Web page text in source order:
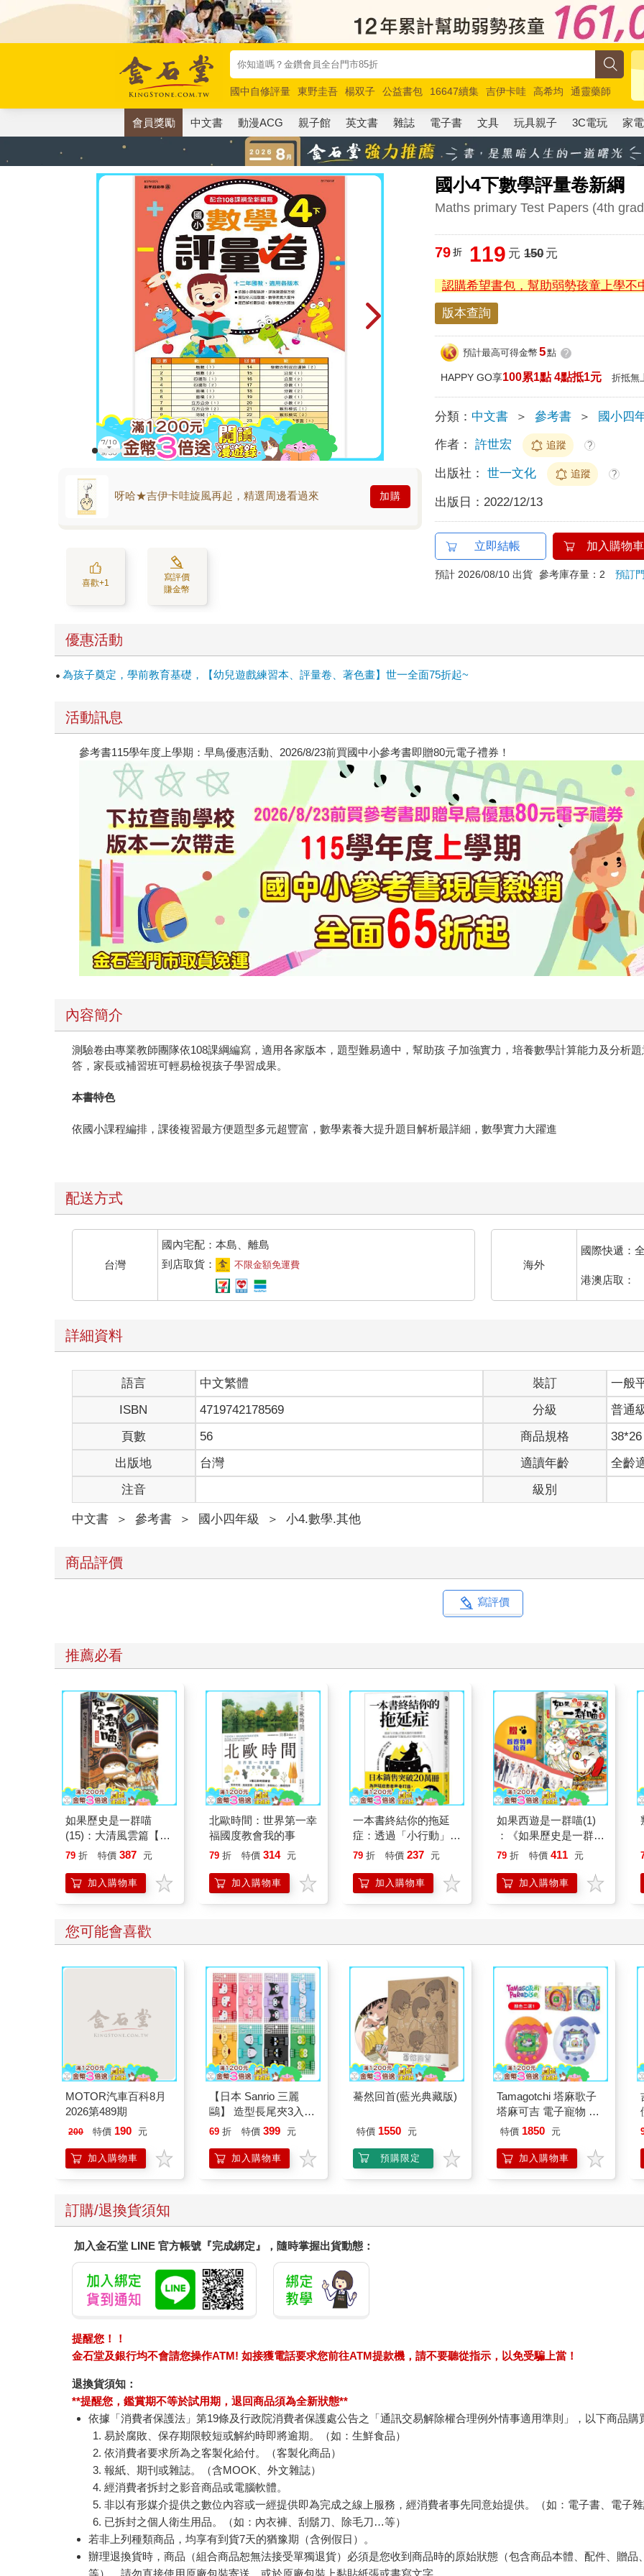
國中自修評量 東野圭吾 楊双子 公益書包 16647續集 吉伊卡哇 高希均
通靈藥師
唯紅花綻放
奧德賽 路邊攤新作 馬斯克 玩具總動員5 超慢跑
會員獎勵 中文書 動漫ACG 親子館 英文書 雜誌 電子書 文具 玩具親子 3C電玩 家電
國小4下數學評量卷新綱
Maths primary Test Papers (4th
呀哈★吉伊卡哇旋風再起，精選周邊看過來 加購
喜歡+1
寫評價
賺金幣
79 折 119 元 150元
認購希望書包，幫助弱勢孩童上學不
版本查詢
預計最高可得金幣 5點 ?
HAPPY GO享100累1點 4點抵1元 折抵無
分類： 中文書 ＞ 參考書 ＞ 國小四
作者： 許世宏 追蹤 ?
出版社： 世一文化 追蹤 ?
出版日： 2022/12/13
立即結帳 加入購物車
預計 2026/08/10 出貨 參考庫存量：2預訂
優惠活動
為孩子奠定，學前教育基礎，【幼兒遊戲練習本、評量卷、著色畫】世一全面75折起~
活動訊息
參考書115學年度上學期：早鳥優惠活動、2026/8/23前買國中小參考書即贈80元電子禮券！
內容簡介
測驗卷由專業教師團隊依108課綱編寫，適用各家版本，題型難易適中，幫助孩 子加強實力，培養數學計算能力及分析
答，家長或補習班可輕易檢視孩子學習成果。
本書特色
依國小課程編排，課後複習最方便題型多元超豐富，數學素養大提升題目解析最詳細，數學實力大躍進
配送方式
台灣
國內宅配：本島、離島
到店取貨：
不限金額免運費 海外
國際快遞：
港澳店取：
詳細資料
語言 中文繁體 裝訂
一般
ISBN
4719742178569 分級
普通
頁數
56 商品規格
38*26
出版地
台灣 適讀年齡
全齡
注音
級別
中文書 ＞ 參考書 ＞ 國小四年級 ＞ 小4.數學.其他
商品評價
寫評價
推薦必看
如果歷史是一群喵
(15)：大清風雲篇【萌
貓漫畫學歷史】
79 折 特價 387 元
加入購物車
北歐時間：世界第一幸
福國度教會我的事
79 折 特價 314 元
加入購物車
一本書終結你的拖延
症：透過「小行動」打
開大腦的行動開關，懶
的37個科學方法
79 折 特價 237 元
加入購物車
如果西遊是一群喵(1)
：《如果歷史是一群
喵》作者最新力作，附
79 折 特價 411 元
加入購物車
您可能會喜歡
MOTOR汽車百科8月
2026第489期
200 特價 190 元
加入購物車
【日本 Sanrio 三麗
鷗】 造型長尾夾3入組
(8款可選) 凱蒂貓 Hello
企鵝
69 折 特價 399 元
加入購物車
驀然回首(藍光典藏版)
特價 1550 元
預購限定
Tamagotchi 塔麻歌子
塔麻可吉 電子寵物 樂
園系列（熱帶橙果／極
特價 1850 元
加入購物車
訂購/退換貨須知
加入金石堂 LINE 官方帳號『完成綁定』，隨時掌握出貨動態：
提醒您！！
金石堂及銀行均不會請您操作ATM! 如接獲電話要求您前往ATM提款機，請不要聽從指示，以免受騙上當！
退換貨須知：
**提醒您，鑑賞期不等於試用期，退回商品須為全新狀態**
依據「消費者保護法」第19條及行政院消費者保護處公告之「通訊交易解除權合理例外情事適用準則」，以下商品
易於腐敗、保存期限較短或解約時即將逾期。（如：生鮮食品）
依消費者要求所為之客製化給付。（客製化商品）
報紙、期刊或雜誌。（含MOOK、外文雜誌）
經消費者拆封之影音商品或電腦軟體。
非以有形媒介提供之數位內容或一經提供即為完成之線上服務，經消費者事先同意始提供。（如：電子書、電子
已拆封之個人衛生用品。（如：內衣褲、刮鬍刀、除毛刀…等）
若非上列種類商品，均享有到貨7天的猶豫期（含例假日）。
辦理退換貨時，商品（組合商品恕無法接受單獨退貨）必須是您收到商品時的原始狀態（包含商品本體、配件、贈
等），請勿直接使用原廠包裝寄送，或於原廠包裝上黏貼紙張或書寫文字。